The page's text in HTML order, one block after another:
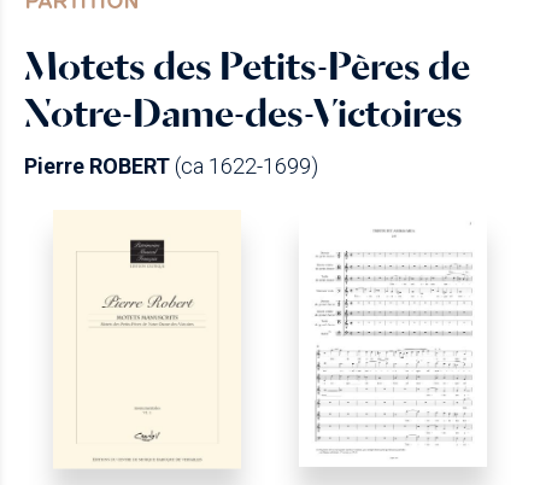
Motets des Petits-Pères de
Notre-Dame-des-Victoires
Pierre ROBERT(ca 1622-1699)